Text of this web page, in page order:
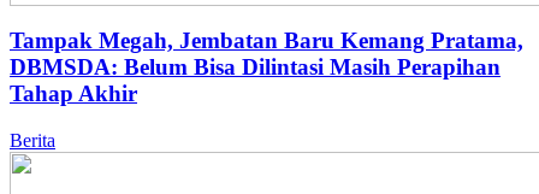
Tampak Megah, Jembatan Baru Kemang Pratama,
DBMSDA: Belum Bisa Dilintasi Masih Perapihan
Tahap Akhir
Berita